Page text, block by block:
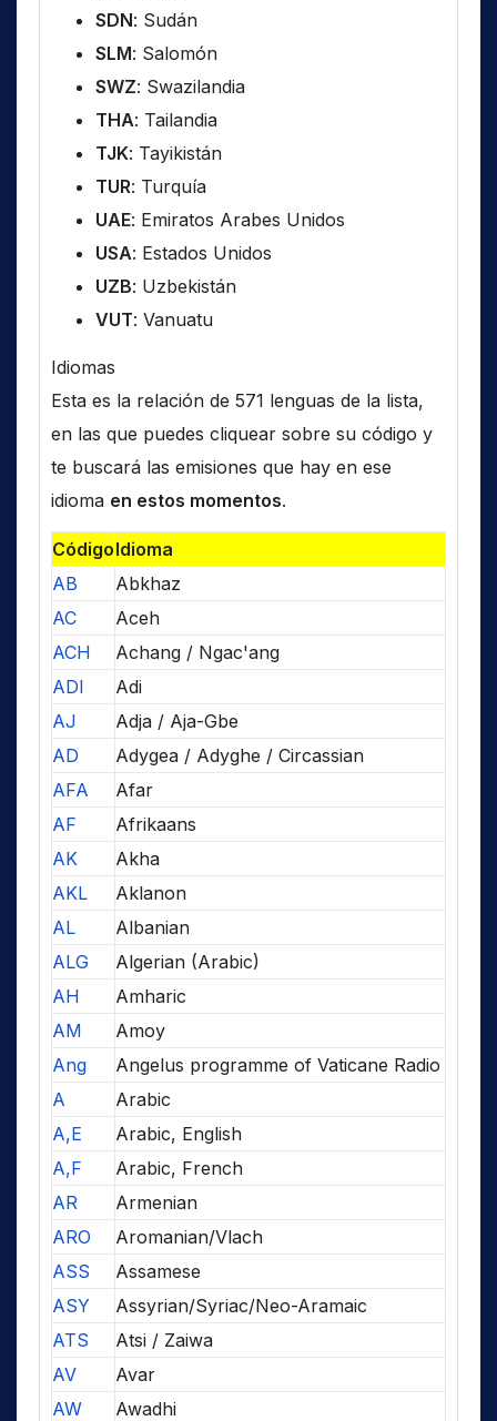
SDN: Sudán
SLM: Salomón
SWZ: Swazilandia
THA: Tailandia
TJK: Tayikistán
TUR: Turquía
UAE: Emiratos Arabes Unidos
USA: Estados Unidos
UZB: Uzbekistán
VUT: Vanuatu
Idiomas
Esta es la relación de 571 lenguas de la lista,
en las que puedes cliquear sobre su código y
te buscará las emisiones que hay en ese
idioma en estos momentos.
CódigoIdioma
AB
Abkhaz
AC
Aceh
ACH
Achang / Ngac'ang
ADI
Adi
AJ
Adja / Aja-Gbe
AD
Adygea / Adyghe / Circassian
AFA
Afar
AF
Afrikaans
AK
Akha
AKL
Aklanon
AL
Albanian
ALG
Algerian (Arabic)
AH
Amharic
AM
Amoy
Ang
Angelus programme of Vaticane Radio
A
Arabic
A,E
Arabic, English
A,F
Arabic, French
AR
Armenian
ARO
Aromanian/Vlach
ASS
Assamese
ASY
Assyrian/Syriac/Neo-Aramaic
ATS
Atsi / Zaiwa
AV
Avar
AW
Awadhi